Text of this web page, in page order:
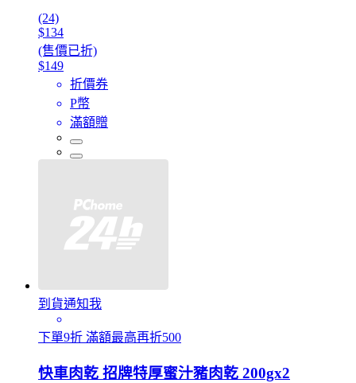
(24)
$134
(售價已折)
$149
折價券
P幣
滿額贈
到貨通知我
下單9折 滿額最高再折500
快車肉乾 招牌特厚蜜汁豬肉乾 200gx2